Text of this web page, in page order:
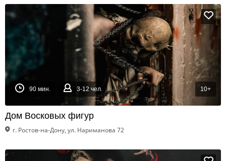
90 мин. 3-12 чел. 10+
Дом Восковых фигур
г. Ростов-на-Дону, ул. Нариманова 72